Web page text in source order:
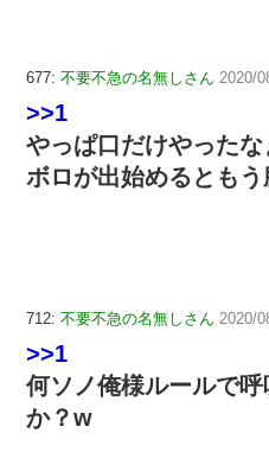
677: 不要不急の名無しさん 2020/
>>1
やっぱ口だけやったな
ボロが出始めるともう
712: 不要不急の名無しさん 2020/
>>1
何ソノ俺様ルールで
か？w